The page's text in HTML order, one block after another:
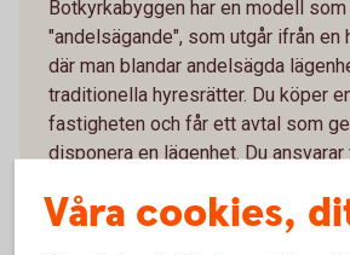
Botkyrkabyggen har en modell
"andelsägande", som utgår ifrån en
där man blandar andelsägda
traditionella hyresrätter. Du köper
fastigheten och får ett avtal som
disponera en lägenhet. Du
bostadsrättsförening, och betalar
förvaltningskostnad istället för hyra.
Våra cookies,